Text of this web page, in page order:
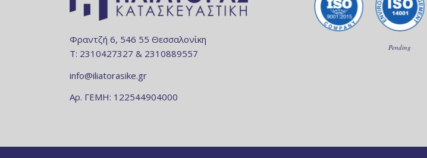
Φραντζή 6, 546 55 Θεσσαλονίκη
Τ: 2310427327 & 2310889557
info@iliatorasike.gr
Aρ. ΓΕΜΗ: 122544904000
Pending